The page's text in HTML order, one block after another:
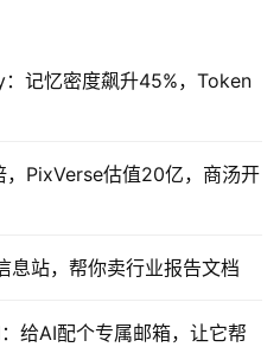
记忆密度飙升45%，Token
，PixVerse估值20亿，商汤开
息站，帮你卖行业报告文档
给AI配个专属邮箱，让它帮